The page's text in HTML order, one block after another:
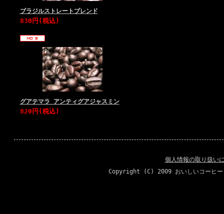
ブラジルストレートブレンド
830円(税込)
グアテマラ アンティグアジャスミン
820円(税込)
個人情報の取り扱い
Copyright (C) 2009 おいしいコー